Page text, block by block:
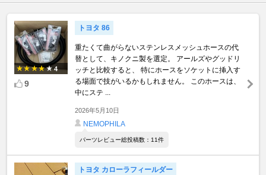
4
9
トヨタ 86
重たくて曲がらないステンレスメッシュホースの代
替として、キノクニ製を選定。 アールズやグッドリ
ッチと比較すると、 特にホースをソケットに挿入す
る場面で技がいるかもしれません。 このホースは、
中にステ ...
2026年5月10日
NEMOPHILA
パーツレビュー総投稿数：11件
トヨタ カローラフィールダー